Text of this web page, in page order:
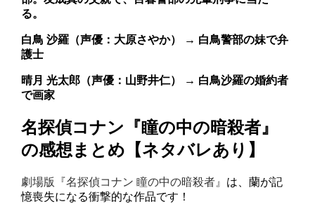
る。
白鳥 沙羅（声優：大原さやか） → 白鳥警部の妹で弁
護士
晴月 光太郎（声優：山野井仁） → 白鳥沙羅の婚約者
で画家
名探偵コナン『瞳の中の暗殺者』
の感想まとめ【ネタバレあり】
劇場版『名探偵コナン 瞳の中の暗殺者』 は、蘭が記
憶喪失になる衝撃的な作品です！